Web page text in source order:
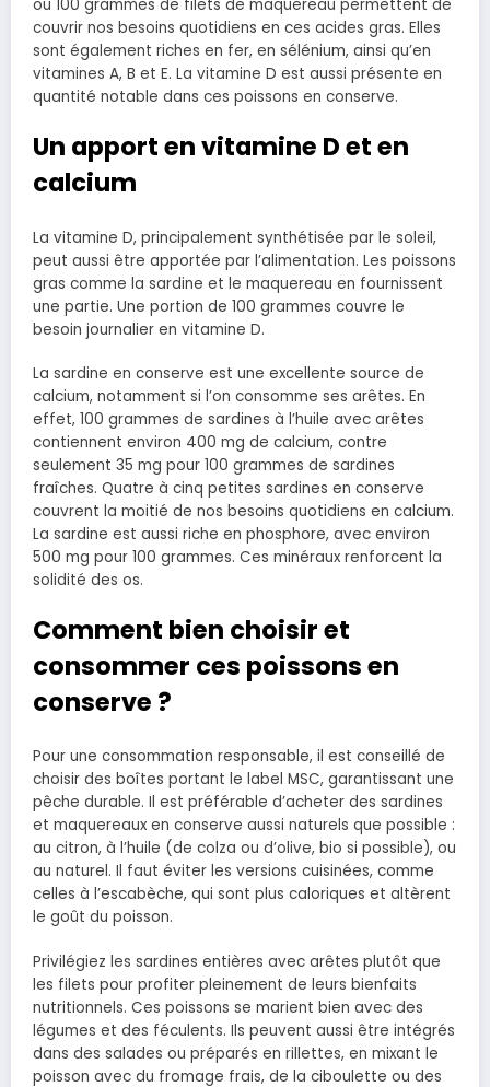
ou 100 grammes de filets de maquereau permettent de
couvrir nos besoins quotidiens en ces acides gras. Elles
sont également riches en fer, en sélénium, ainsi qu’en
vitamines A, B et E. La vitamine D est aussi présente en
quantité notable dans ces poissons en conserve.
Un apport en vitamine D et en
calcium
La vitamine D, principalement synthétisée par le soleil,
peut aussi être apportée par l’alimentation. Les poissons
gras comme la sardine et le maquereau en fournissent
une partie. Une portion de 100 grammes couvre le
besoin journalier en vitamine D.
La sardine en conserve est une excellente source de
calcium, notamment si l’on consomme ses arêtes. En
effet, 100 grammes de sardines à l’huile avec arêtes
contiennent environ 400 mg de calcium, contre
seulement 35 mg pour 100 grammes de sardines
fraîches. Quatre à cinq petites sardines en conserve
couvrent la moitié de nos besoins quotidiens en calcium.
La sardine est aussi riche en phosphore, avec environ
500 mg pour 100 grammes. Ces minéraux renforcent la
solidité des os.
Comment bien choisir et
consommer ces poissons en
conserve ?
Pour une consommation responsable, il est conseillé de
choisir des boîtes portant le label MSC, garantissant une
pêche durable. Il est préférable d’acheter des sardines
et maquereaux en conserve aussi naturels que possible :
au citron, à l’huile (de colza ou d’olive, bio si possible), ou
au naturel. Il faut éviter les versions cuisinées, comme
celles à l’escabèche, qui sont plus caloriques et altèrent
le goût du poisson.
Privilégiez les sardines entières avec arêtes plutôt que
les filets pour profiter pleinement de leurs bienfaits
nutritionnels. Ces poissons se marient bien avec des
légumes et des féculents. Ils peuvent aussi être intégrés
dans des salades ou préparés en rillettes, en mixant le
poisson avec du fromage frais, de la ciboulette ou des